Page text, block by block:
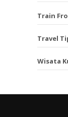
Train
Travel
Wisata